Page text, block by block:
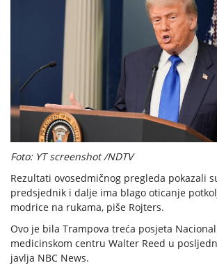
Foto: YT screenshot /NDTV
Rezultati ovosedmičnog pregleda pokazali
predsjednik i dalje ima blago oticanje
modrice na rukama, piše Rojters.
Ovo je bila Trampova treća posjeta
medicinskom centru Walter Reed u
javlja NBC News.